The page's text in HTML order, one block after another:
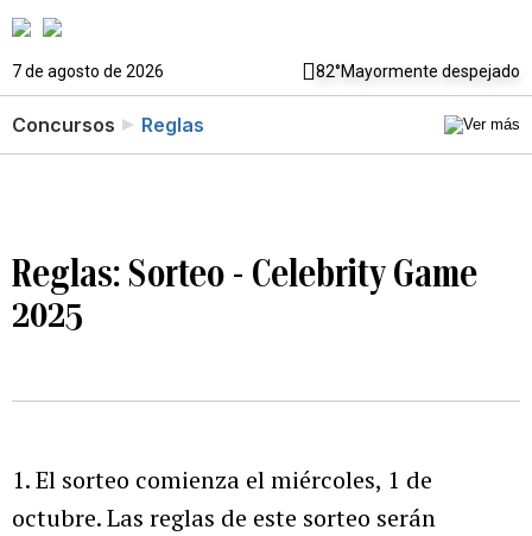
7 de agosto de 2026 82°Mayormente despejado
Concursos Reglas
Reglas: Sorteo - Celebrity Game
2025
1. El sorteo comienza el miércoles, 1 de
octubre. Las reglas de este sorteo serán